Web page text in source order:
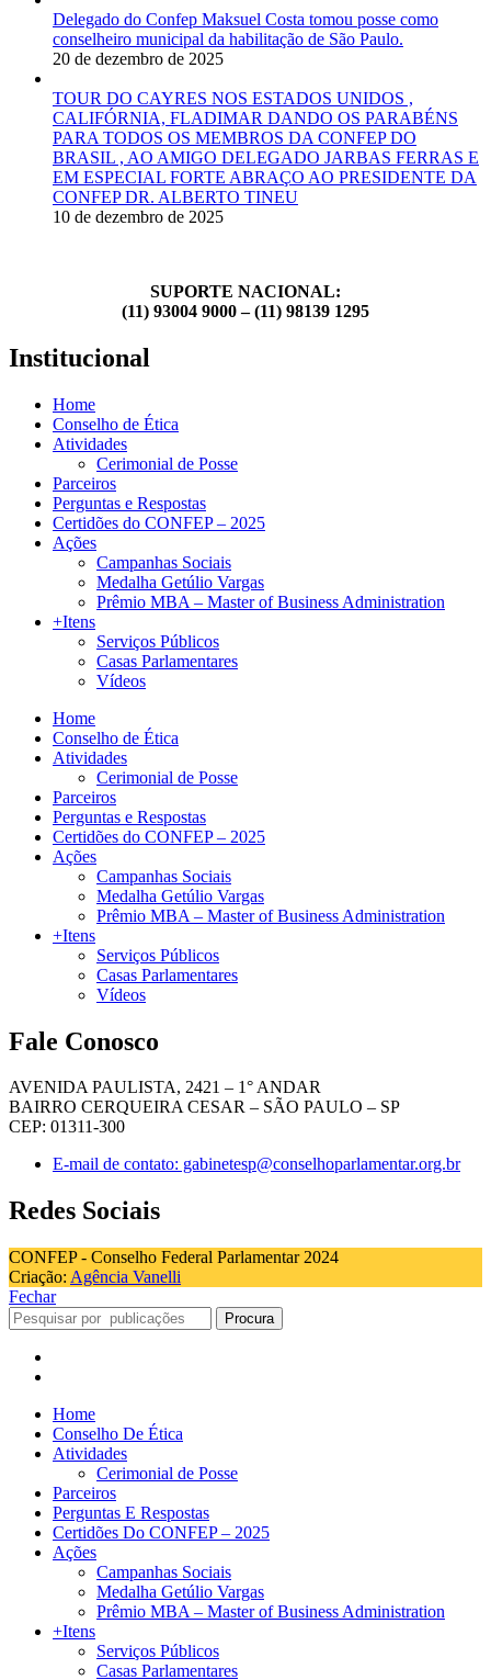
Delegado do Confep Maksuel Costa tomou posse como
conselheiro municipal da habilitação de São Paulo.
20 de dezembro de 2025
TOUR DO CAYRES NOS ESTADOS UNIDOS ,
CALIFÓRNIA, FLADIMAR DANDO OS PARABÉNS
PARA TODOS OS MEMBROS DA CONFEP DO
BRASIL , AO AMIGO DELEGADO JARBAS FERRAS E
EM ESPECIAL FORTE ABRAÇO AO PRESIDENTE DA
CONFEP DR. ALBERTO TINEU
10 de dezembro de 2025
SUPORTE NACIONAL:
(11) 93004 9000 – (11) 98139 1295
Institucional
Home
Conselho de Ética
Atividades
Cerimonial de Posse
Parceiros
Perguntas e Respostas
Certidões do CONFEP – 2025
Ações
Campanhas Sociais
Medalha Getúlio Vargas
Prêmio MBA – Master of Business Administration
+Itens
Serviços Públicos
Casas Parlamentares
Vídeos
Home
Conselho de Ética
Atividades
Cerimonial de Posse
Parceiros
Perguntas e Respostas
Certidões do CONFEP – 2025
Ações
Campanhas Sociais
Medalha Getúlio Vargas
Prêmio MBA – Master of Business Administration
+Itens
Serviços Públicos
Casas Parlamentares
Vídeos
Fale Conosco
AVENIDA PAULISTA, 2421 – 1° ANDAR
BAIRRO CERQUEIRA CESAR – SÃO PAULO – SP
CEP: 01311-300
E-mail de contato: gabinetesp@conselhoparlamentar.org.br
Redes Sociais
CONFEP - Conselho Federal Parlamentar 2024
Criação: Agência Vanelli
Fechar
Procura
Home
Conselho De Ética
Atividades
Cerimonial de Posse
Parceiros
Perguntas E Respostas
Certidões Do CONFEP – 2025
Ações
Campanhas Sociais
Medalha Getúlio Vargas
Prêmio MBA – Master of Business Administration
+Itens
Serviços Públicos
Casas Parlamentares